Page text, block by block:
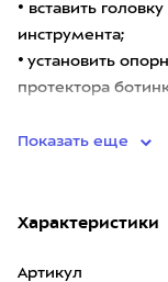
• вставить
инструмента;
• установить
протектора
Показать еще
Характеристики
Артикул